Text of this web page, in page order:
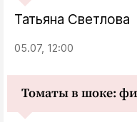
Татьяна Светлова
05.07, 12:00
Томаты в шоке: